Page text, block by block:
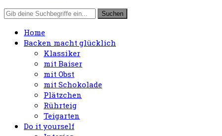
Home
Backen macht glücklich
Klassiker
mit Baiser
mit Obst
mit Schokolade
Plätzchen
Rührteig
Teigarten
Do it yourself